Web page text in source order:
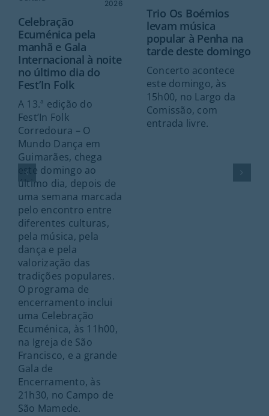
2026
Celebração
Ecuménica pela
manhã e Gala
Internacional à noite
no último dia do
Fest’In Folk
A 13.ª edição do
Fest’In Folk
Corredoura – O
Mundo Dança em
Guimarães, chega
este domingo ao
último dia, depois de
uma semana marcada
pelo encontro entre
diferentes culturas,
pela música, pela
dança e pela
valorização das
tradições populares.
O programa de
encerramento inclui
uma Celebração
Ecuménica, às 11h00,
na Igreja de São
Francisco, e a grande
Gala de
Encerramento, às
21h30, no Campo de
São Mamede.
Trio Os Boémios
levam música
popular à Penha na
tarde deste domingo
Concerto acontece
este domingo, às
15h00, no Largo da
Comissão, com
entrada livre.